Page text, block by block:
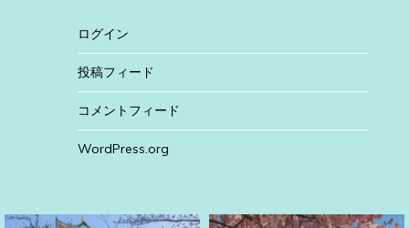
ログイン
投稿フィード
コメントフィード
WordPress.org